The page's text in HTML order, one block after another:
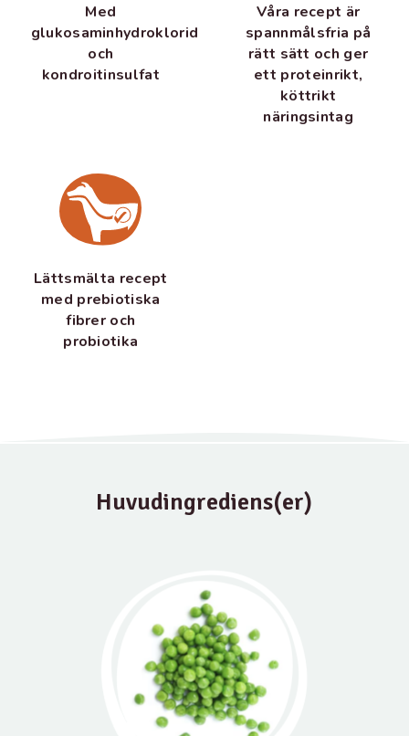
Med
glukosaminhydroklorid
och
kondroitinsulfat
Våra recept är
spannmålsfria på
rätt sätt och ger
ett proteinrikt,
köttrikt
näringsintag
Lättsmälta recept
med prebiotiska
fibrer och
probiotika
Huvudingrediens(er)